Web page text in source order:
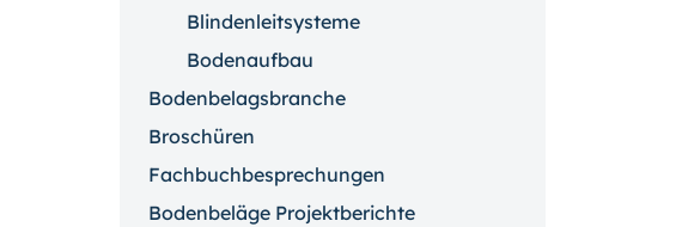
Blindenleitsysteme
Bodenaufbau
Bodenbelagsbranche
Broschüren
Fachbuchbesprechungen
Bodenbeläge Projektberichte